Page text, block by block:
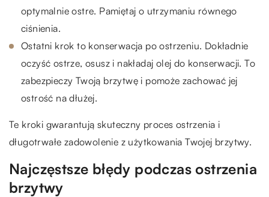
optymalnie ostre. Pamiętaj o utrzymaniu równego
ciśnienia.
Ostatni krok to konserwacja po ostrzeniu. Dokładnie
oczyść ostrze, osusz i nakładaj olej do konserwacji. To
zabezpieczy Twoją brzytwę i pomoże zachować jej
ostrość na dłużej.
Te kroki gwarantują skuteczny proces ostrzenia i
długotrwałe zadowolenie z użytkowania Twojej brzytwy.
Najczęstsze błędy podczas ostrzenia
brzytwy